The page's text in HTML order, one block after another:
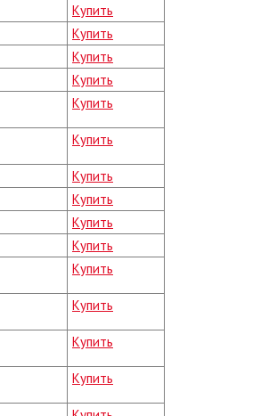
Купить
Купить
Купить
Купить
Купить
Купить
Купить
Купить
Купить
Купить
Купить
Купить
Купить
Купить